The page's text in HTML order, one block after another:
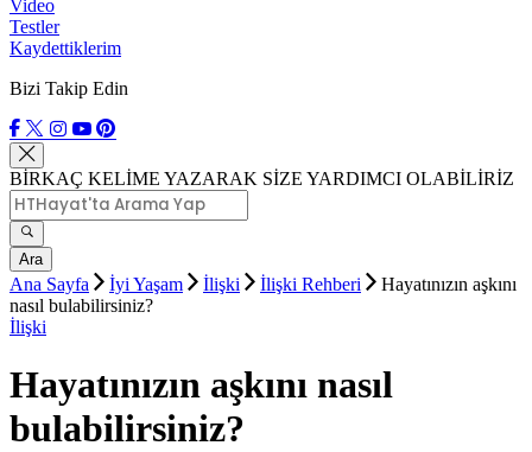
Video
Testler
Kaydettiklerim
Bizi Takip Edin
BİRKAÇ KELİME YAZARAK SİZE YARDIMCI OLABİLİRİZ
Ara
Ana Sayfa İyi Yaşam İlişki İlişki Rehberi
Hayatınızın aşkını
nasıl bulabilirsiniz?
İlişki
Hayatınızın aşkını nasıl
bulabilirsiniz?